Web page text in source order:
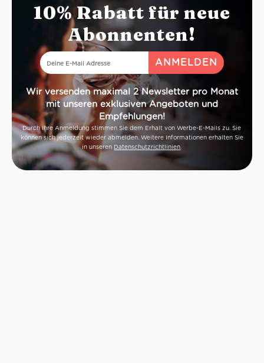
10% Rabatt für neue
Abonnenten!
Wir versenden maximal 2 Newsletter pro Monat
mit unseren exklusiven Angeboten und
Empfehlungen!
Durch Ihre Anmeldung stimmen Sie dem Erhalt von Werbe-E-Mails zu. Sie
können sich jederzeit wieder abmelden. Weitere Informationen erhalten Sie
in unseren Datenschutzrichtlinien